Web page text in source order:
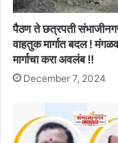
पैठण ते छत्रपती
वाहतुक मार्गात बदल !
मार्गाचा करा अवलंब !!
December 7, 2024